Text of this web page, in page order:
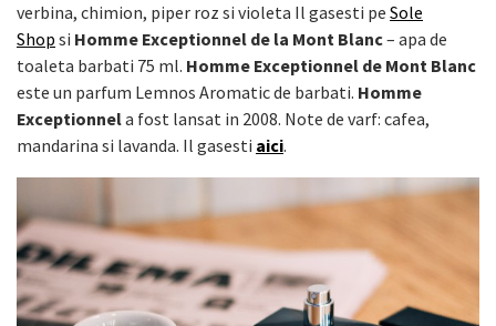
verbina, chimion, piper roz si violeta Il gasesti pe Sole
Shop si Homme Exceptionnel de la Mont Blanc– apa de
toaleta barbati 75 ml. Homme Exceptionnel de Mont Blanc
este un parfum Lemnos Aromatic de barbati. Homme
Exceptionnela fost lansat in 2008. Note de varf: cafea,
mandarina si lavanda. Il gasesti aici.